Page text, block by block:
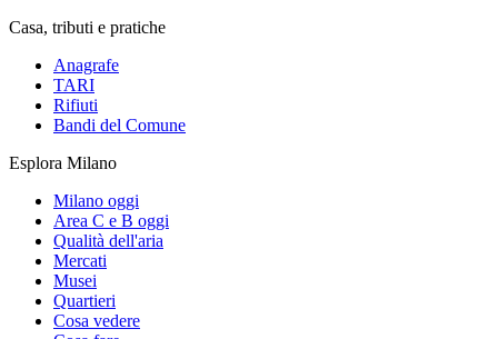
Casa, tributi e pratiche
Anagrafe
TARI
Rifiuti
Bandi del Comune
Esplora Milano
Milano oggi
Area C e B oggi
Qualità dell'aria
Mercati
Musei
Quartieri
Cosa vedere